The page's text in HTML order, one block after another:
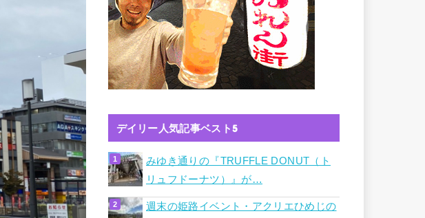
デイリー人気記事ベスト5
みゆき通りの『TRUFFLE DONUT（ト
リュフドーナツ）』が…
週末の姫路イベント・アクリエひめじの